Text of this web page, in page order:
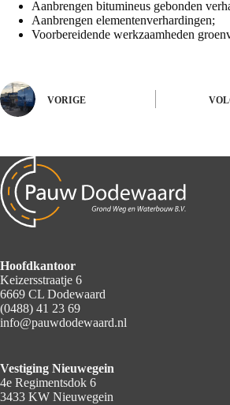
Aanbrengen bitumineus gebonden
Aanbrengen elementenverhardingen;
Voorbereidende werkzaamheden
VORIGE
Hoofdkantoor
Keizersstraatje 6
6669 CL Dodewaard
(0488) 41 23 69
info@pauwdodewaard.nl
Vestiging Nieuwegein
4e Regimentsdok 6
3433 KW Nieuwegein